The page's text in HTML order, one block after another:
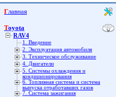
Главная
Toyota
RAV4
1. Введение
2. Эксплуатация автомобиля
3. Техническое обслуживание
4. Двигатели
5. Системы охлаждения и
кондиционирования
6. Топливная система и система
выпуска отработавших газов
7. Система зажигания